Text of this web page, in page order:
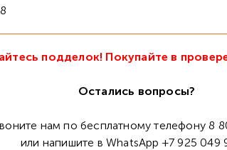
подделок! Покупайте в
Остались вопросы?
нам по бесплатному телефону 8
или напишите в WhatsApp +7 925 049